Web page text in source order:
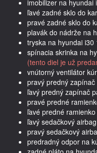
imobilizer na hyundai
ľavé zadné sklo do
pravé zadné sklo do
plavák do nádrže na
tryska na hyundai i30
spínacia skrinka na
(tento diel je už
vnútorný ventilátor
pravý predný
ľavý predný zapínač
pravé predné
ľavé predné
ľavý sedačkový
pravý sedačkový
predradný odpor na